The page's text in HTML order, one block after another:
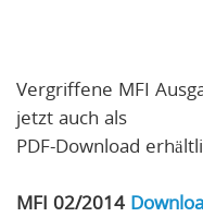
Vergriffene MFI
jetzt auch als
PDF-Download
MFI 02/2014